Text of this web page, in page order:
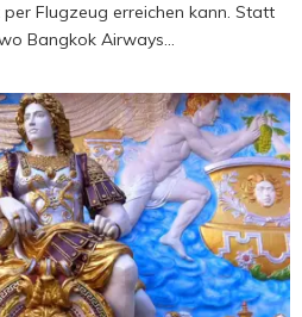
Flugzeug erreichen kann. Statt
Bangkok Airways...